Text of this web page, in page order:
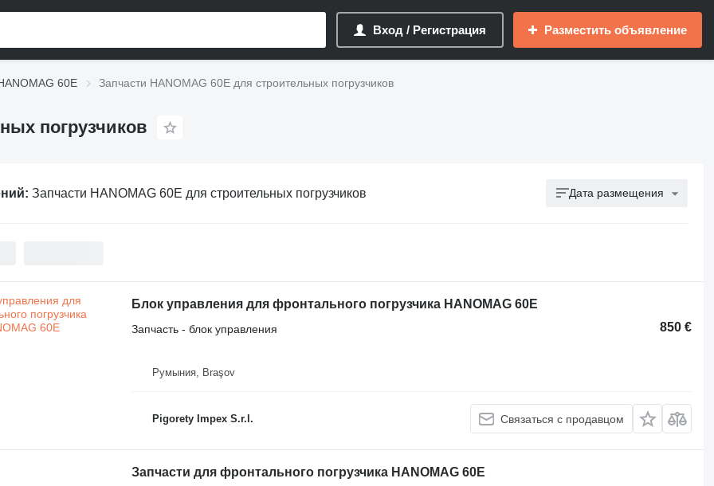
Вход / Регистрация Разместить объявление
60E Запчасти HANOMAG 60E для строительных погрузчиков
погрузчиков
Запчасти HANOMAG 60E для строительных погрузчиков Дата размещения
Блок управления для фронтального погрузчика HANOMAG 60E
850 €
Запчасть - блок управления
Румыния, Braşov
Pigorety Impex S.r.l. Связаться с продавцом
Запчасти для фронтального погрузчика HANOMAG 60E